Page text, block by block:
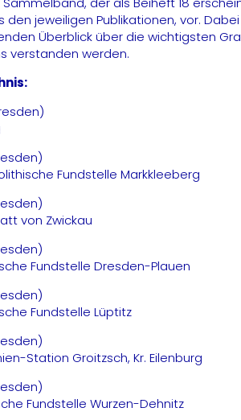
den jeweiligen Publikationen, vor.
Überblick über die wichtigsten
verstanden werden.
Fundstelle Markkleeberg
von Zwickau
Fundstelle Dresden-Plauen
Fundstelle Lüptitz
Station Groitzsch, Kr. Eilenburg
Fundstelle Wurzen-Dehnitz